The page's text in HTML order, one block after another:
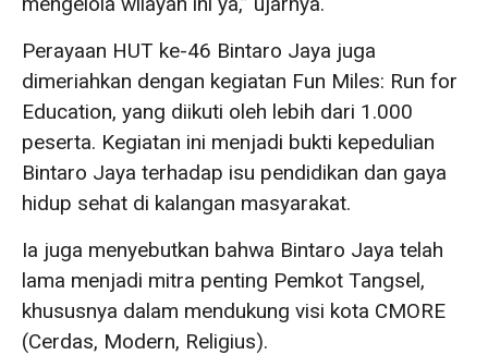
Perayaan HUT ke-46 Bintaro Jaya juga
dimeriahkan dengan kegiatan Fun Miles: Run for
Education, yang diikuti oleh lebih dari 1.000
peserta. Kegiatan ini menjadi bukti kepedulian
Bintaro Jaya terhadap isu pendidikan dan gaya
hidup sehat di kalangan masyarakat.
Ia juga menyebutkan bahwa Bintaro Jaya telah
lama menjadi mitra penting Pemkot Tangsel,
khususnya dalam mendukung visi kota CMORE
(Cerdas, Modern, Religius).